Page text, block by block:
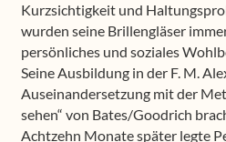
Kurzsichtigkeit und
wurden seine Brillengläser
persönliches und soziales
Seine Ausbildung in der F. M.
Auseinandersetzung mit der
sehen“ von Bates/Goodrich
Achtzehn Monate später legte